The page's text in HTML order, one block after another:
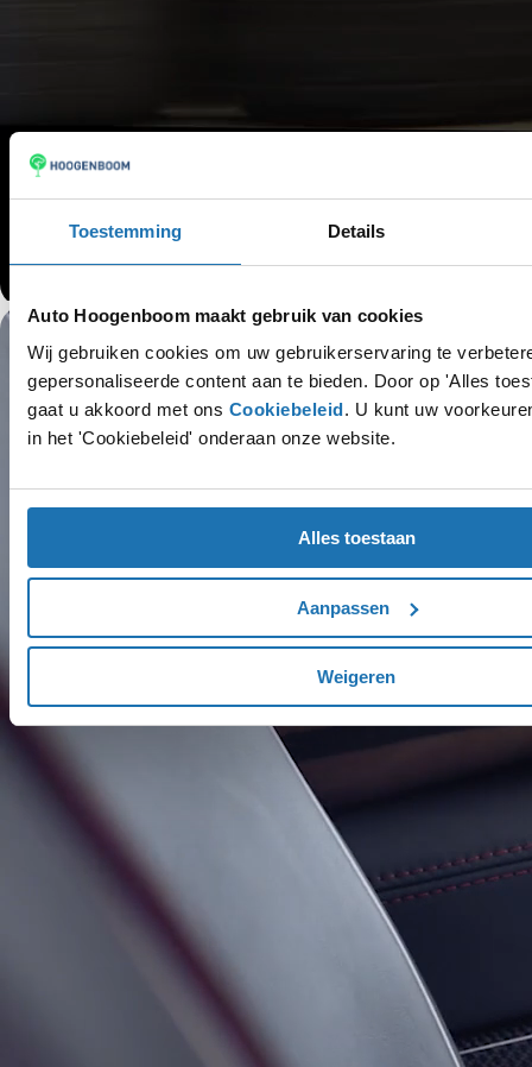
Toestemming Details
Auto Hoogenboom maakt gebruik van cookies
Wij gebruiken cookies om uw gebruikerservaring te
gepersonaliseerde content aan te bieden. Door op 'Alles
gaat u akkoord met ons Cookiebeleid. U kunt uw
in het 'Cookiebeleid' onderaan onze website.
Alles toestaan
Aanpassen
Weigeren